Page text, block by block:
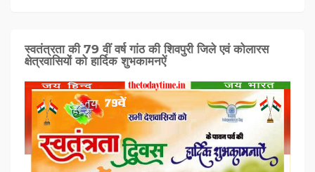
स्वतंत्रता की 79 वीं वर्ष गांठ की शिवपुरी जिले एवं कोलारस
क्षेत्रवासियों को हार्दिक शुभकामनऐं